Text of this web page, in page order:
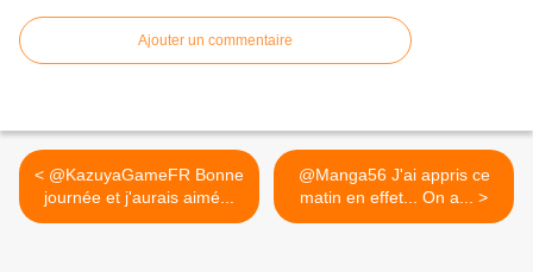
Ajouter un commentaire
< @KazuyaGameFR Bonne
journée et j'aurais aimé...
@Manga56 J'ai appris ce
matin en effet... On a... >